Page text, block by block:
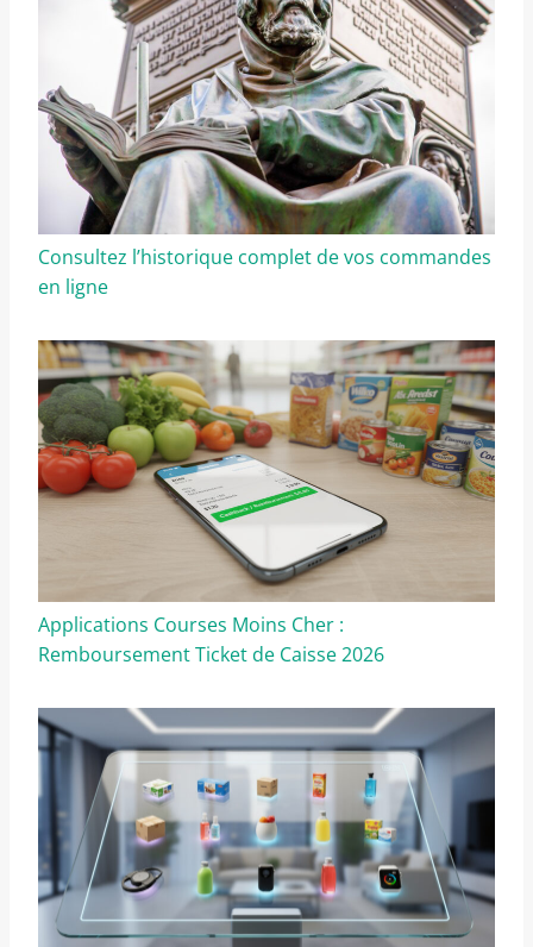
Consultez l’historique complet de vos commandes
en ligne
Applications Courses Moins Cher :
Remboursement Ticket de Caisse 2026